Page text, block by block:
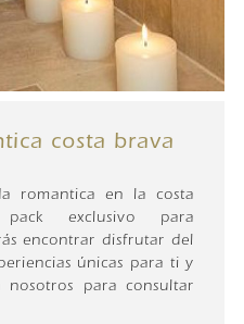
costa brava
romantica en la costa
exclusivo para
encontrar disfrutar del
únicas para ti y
nosotros para consultar